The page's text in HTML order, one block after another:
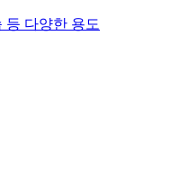
등 다양한 용도